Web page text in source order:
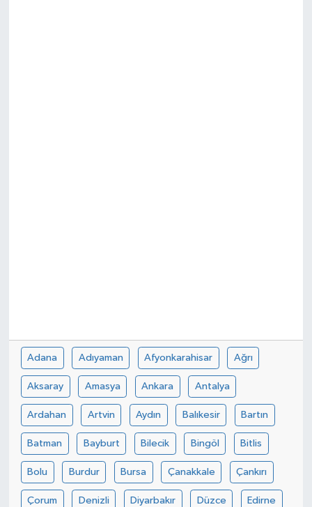
Adana Adıyaman Afyonkarahisar Ağrı
Aksaray Amasya Ankara Antalya
Ardahan Artvin Aydın Balıkesir Bartın
Batman Bayburt Bilecik Bingöl Bitlis
Bolu Burdur Bursa Çanakkale Çankırı
Çorum Denizli Diyarbakır Düzce Edirne